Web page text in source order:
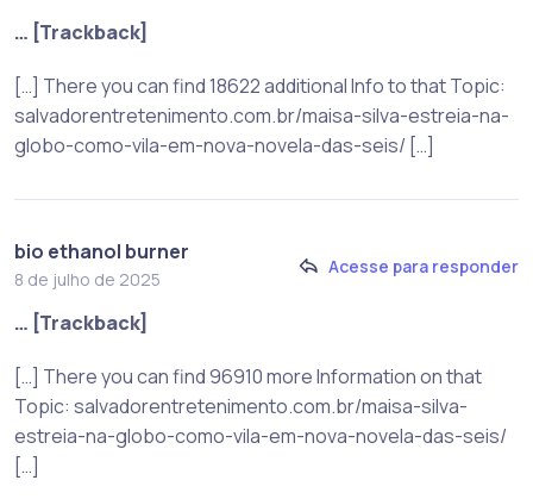
… [Trackback]
[…] There you can find 18622 additional Info to that Topic:
salvadorentretenimento.com.br/maisa-silva-estreia-na-
globo-como-vila-em-nova-novela-das-seis/ […]
bio ethanol burner
8 de julho de 2025
Acesse para responder
… [Trackback]
[…] There you can find 96910 more Information on that
Topic: salvadorentretenimento.com.br/maisa-silva-
estreia-na-globo-como-vila-em-nova-novela-das-seis/
[…]